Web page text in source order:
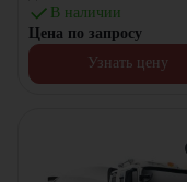
В наличии
Цена по запросу
Узнать цену